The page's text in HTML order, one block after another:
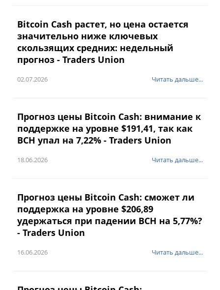
Bitcoin Cash растет, но цена остается
значительно ниже ключевых
скользящих средних: недельный
прогноз - Traders Union
02.07.2026 Читать дальше...
Прогноз цены Bitcoin Cash: внимание к
поддержке на уровне $191,41, так как
BCH упал на 7,22% - Traders Union
18.06.2026 Читать дальше...
Прогноз цены Bitcoin Cash: сможет ли
поддержка на уровне $206,89
удержаться при падении BCH на 5,77%?
- Traders Union
16.06.2026 Читать дальше...